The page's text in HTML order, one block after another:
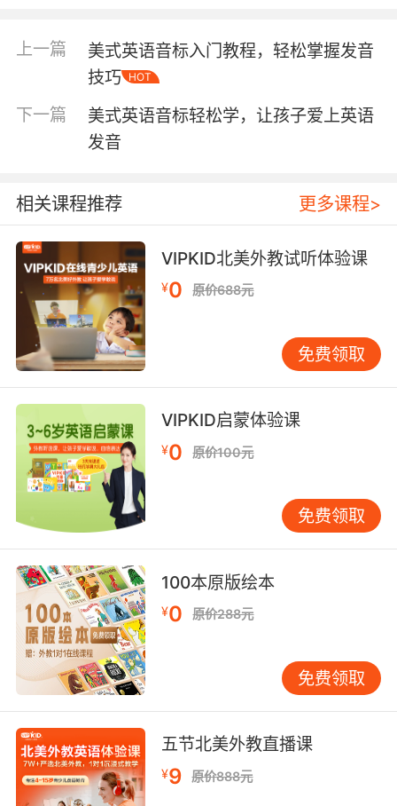
音标的发音和书写形式。 结合单词练习，巩固记
忆 单纯记忆音标可能会让孩子感到枯燥乏味。家
长可以将音标学习与单词练习结合起来，例如，
在学习/æ/这个音标时，可以让孩子练习朗读
“cat”、“hat”、“bat”等单词。通过反复练习，孩
子能够更牢固地掌握音标的发音规则。 利用多媒
式英语音标学习资源，例如动画视频、互动游
戏、在线课程等。家长可以根据孩子的兴趣爱
好，选择合适的学习资源，让孩子在轻松愉快的
氛围中学习音标。 创造语言环境，鼓励开口练习
语言学习需要不断的练习和应用。家长可以鼓励
孩子在日常生活中的开口说英语，例如，用英语
描述日常事物、进行简单的对话等。还可以带孩
子参加英语角、英语夏令营等活动，让孩子在真
常见误区 过度依赖中文注音 有些家长为了让孩子
快速记住单词发音，会用中文注音的方式来标注
英语单词。例如，将“cat”标注为“凯特”。这种方
法虽然短期内看似有效，但长期来看会阻碍孩子
掌握正确的发音规则，甚至形成错误的发音习
惯。 忽视听力训练 音标学习不仅仅是学习发音符
在引导孩子学习音标的同时，也要注重听力训
练，例如，让孩子听英语儿歌、看英语动画片
等，帮助孩子熟悉英语的语音语调。 缺乏耐心和
坚持 音标学习是一个长期的过程，需要家长和孩
子共同付出努力。家长要保持耐心，不要急于求
成，要鼓励孩子坚持练习，并及时给予肯定和鼓
法 自然拼读法是一种将字母与发音对应起来的学
习方法。家长可以引导孩子学习字母的发音规
则，例如，字母“a”在“cat”中发/æ/，在“cake”中
发/eɪ/。通过自然拼读法，孩子能够更快速地掌握
上一篇
美式英语音标入门教程，轻松掌握发音
技巧
HOT
下一篇
美式英语音标轻松学，让孩子爱上英语
发音
相关课程推荐 更多课程>
VIPKID北美外教试听体验课
¥0 原价688元
免费领取
VIPKID启蒙体验课
¥0 原价100元
免费领取
100本原版绘本
¥0 原价288元
免费领取
五节北美外教直播课
¥9 原价888元